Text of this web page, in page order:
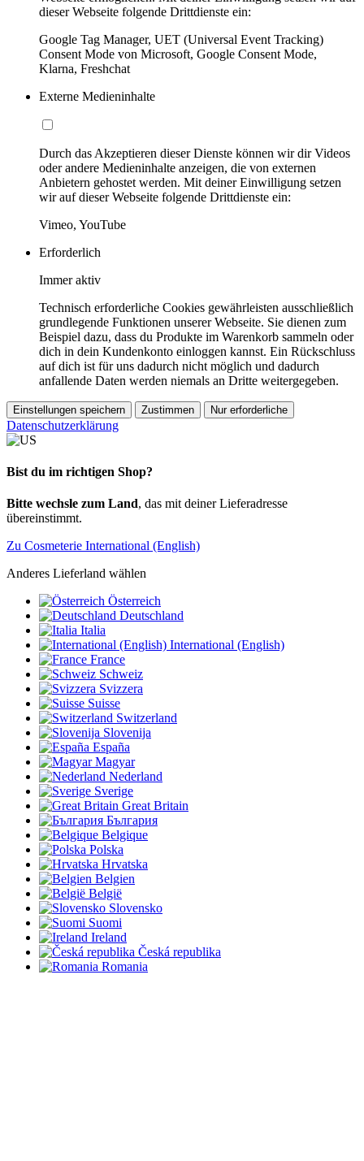
dieser Webseite folgende Drittdienste ein:
Google Tag Manager, UET (Universal Event Tracking)
Consent Mode von Microsoft, Google Consent Mode,
Klarna, Freshchat
Externe Medieninhalte
Durch das Akzeptieren dieser Dienste können wir dir Videos
oder andere Medieninhalte anzeigen, die von externen
Anbietern gehostet werden. Mit deiner Einwilligung setzen
wir auf dieser Webseite folgende Drittdienste ein:
Vimeo, YouTube
Erforderlich
Immer aktiv
Technisch erforderliche Cookies gewährleisten ausschließlich
grundlegende Funktionen unserer Webseite. Sie dienen zum
Beispiel dazu, dass du Produkte im Warenkorb sammeln oder
dich in dein Kundenkonto einloggen kannst. Ein Rückschluss
auf dich ist für uns dadurch nicht möglich und dadurch
anfallende Daten werden niemals an Dritte weitergegeben.
Einstellungen speichern Zustimmen Nur erforderliche
Datenschutzerklärung
Bist du im richtigen Shop?
Bitte wechsle zum Land, das mit deiner Lieferadresse
übereinstimmt.
Zu Cosmeterie International (English)
Anderes Lieferland wählen
Österreich
Deutschland
Italia
International (English)
France
Schweiz
Svizzera
Suisse
Switzerland
Slovenija
España
Magyar
Nederland
Sverige
Great Britain
България
Belgique
Polska
Hrvatska
Belgien
België
Slovensko
Suomi
Ireland
Česká republika
Romania